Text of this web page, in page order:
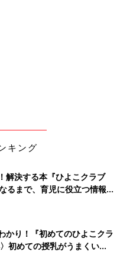
キング
解決する本『ひよこクラブ
まで、育児に役立つ情報が
かり！『初めてのひよこクラ
初めての授乳がうまくい
基本と夏のトラブル 解決テ